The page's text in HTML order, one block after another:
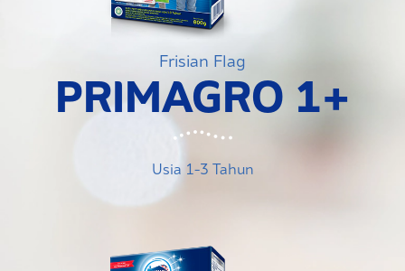
Frisian Flag
PRIMAGRO 1+
Usia 1-3 Tahun